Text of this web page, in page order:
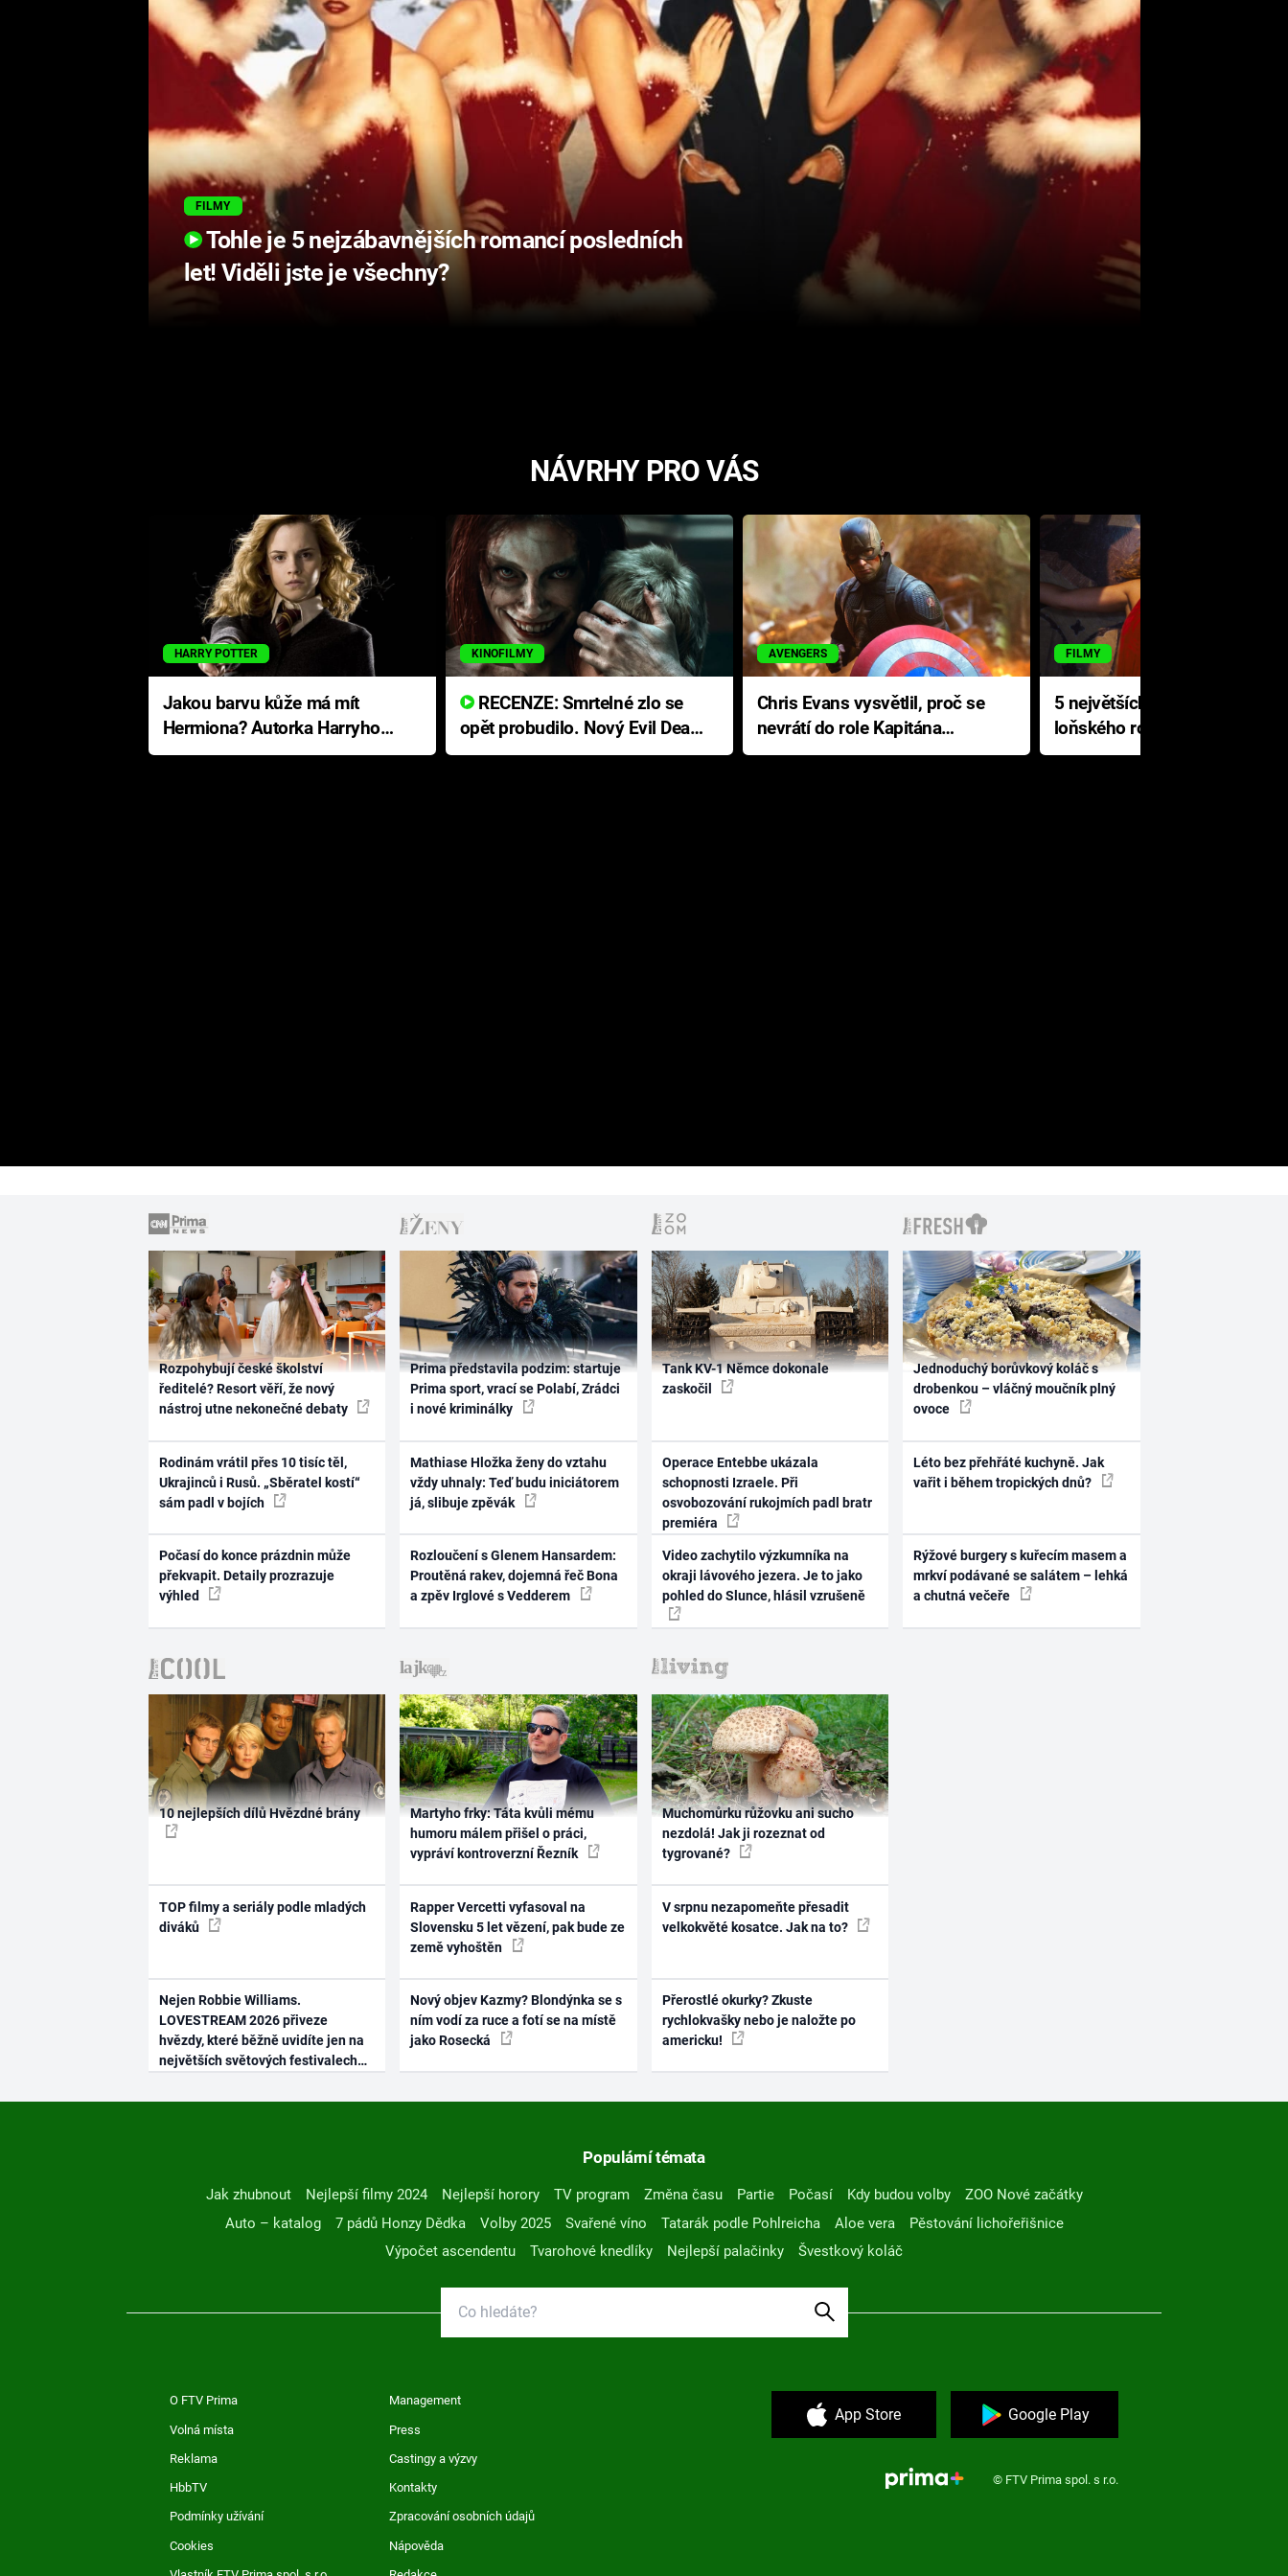
FILMY
Tohle je 5 nejzábavnějších romancí posledních
let! Viděli jste je všechny?
NÁVRHY PRO VÁS
HARRY POTTER
Jakou barvu kůže má mít
Hermiona? Autorka Harryho
Pottera přišla s ráznou
KINOFILMY
RECENZE: Smrtelné zlo se
opět probudilo. Nový Evil Dead
přichází s neodolatelnou
AVENGERS
Chris Evans vysvětlil, proč se
nevrátí do role Kapitána
Ameriky
FILMY
5 největších propadáků
loňského roku: Disney na
jediné katastrofě prodělal 200
Rozpohybují české školství
ředitelé? Resort věří, že nový
nástroj utne nekonečné debaty
Rodinám vrátil přes 10 tisíc těl,
Ukrajinců i Rusů. „Sběratel kostí“
sám padl v bojích
Počasí do konce prázdnin může
překvapit. Detaily prozrazuje
výhled
Prima představila podzim: startuje
Prima sport, vrací se Polabí, Zrádci
i nové kriminálky
Mathiase Hložka ženy do vztahu
vždy uhnaly: Teď budu iniciátorem
já, slibuje zpěvák
Rozloučení s Glenem Hansardem:
Proutěná rakev, dojemná řeč Bona
a zpěv Irglové s Vedderem
Tank KV-1 Němce dokonale
zaskočil
Operace Entebbe ukázala
schopnosti Izraele. Při
osvobozování rukojmích padl bratr
premiéra
Video zachytilo výzkumníka na
okraji lávového jezera. Je to jako
pohled do Slunce, hlásil vzrušeně
Jednoduchý borůvkový koláč s
drobenkou – vláčný moučník plný
ovoce
Léto bez přehřáté kuchyně. Jak
vařit i během tropických dnů?
Rýžové burgery s kuřecím masem a
mrkví podávané se salátem – lehká
a chutná večeře
10 nejlepších dílů Hvězdné brány
TOP filmy a seriály podle mladých
diváků
Nejen Robbie Williams.
LOVESTREAM 2026 přiveze
hvězdy, které běžně uvidíte jen na
největších světových festivalech
Martyho frky: Táta kvůli mému
humoru málem přišel o práci,
vypráví kontroverzní Řezník
Rapper Vercetti vyfasoval na
Slovensku 5 let vězení, pak bude ze
země vyhoštěn
Nový objev Kazmy? Blondýnka se s
ním vodí za ruce a fotí se na místě
jako Rosecká
Muchomůrku růžovku ani sucho
nezdolá! Jak ji rozeznat od
tygrované?
V srpnu nezapomeňte přesadit
velkokvěté kosatce. Jak na to?
Přerostlé okurky? Zkuste
rychlokvašky nebo je naložte po
americku!
Populární témata
Jak zhubnout Nejlepší filmy 2024 Nejlepší horory TV program Změna času Partie Počasí Kdy budou volby
ZOO Nové začátky
Auto – katalog
7 pádů Honzy Dědka Volby 2025 Svařené víno Tatarák podle Pohlreicha Aloe vera
Pěstování lichořeřišnice
Výpočet ascendentu
Tvarohové knedlíky Nejlepší palačinky Švestkový koláč
O FTV Prima Management
Volná místa Press
Reklama Castingy a výzvy
HbbTV Kontakty
Podmínky užívání Zpracování osobních údajů
Cookies Nápověda
App Store Google Play
© FTV Prima spol. s r.o.